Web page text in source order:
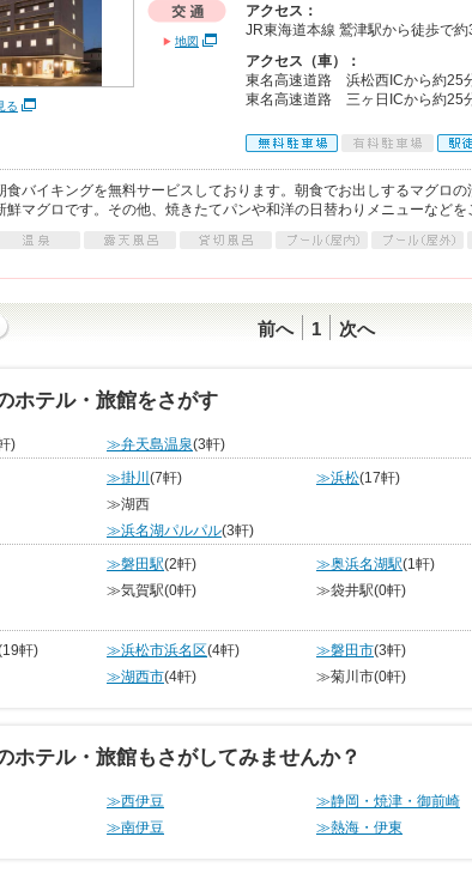
る
地図
アクセス：
JR東海道本線 鷲津駅から徒歩で約
アクセス（車）：
東名高速道路 浜松西ICから約25分
東名高速道路 三ヶ日ICから約25分
食バイキングを無料サービスしております。朝食でお出しするマグロ
鮮マグロです。その他、焼きたてパンや和洋の日替わりメニューなどを
前へ 1 次へ
ホテル・旅館をさがす
) ≫弁天島温泉(3軒)
≫掛川 (7軒) ≫浜松(17軒)
≫湖西
≫浜名湖パルパル(3軒)
≫磐田駅(2軒) ≫奥浜名湖駅(1軒)
≫気賀駅(0軒) ≫袋井駅(0軒)
軒) ≫浜松市浜名区(4軒) ≫磐田市(3軒)
≫湖西市(4軒) ≫菊川市(0軒)
ホテル・旅館もさがしてみませんか？
≫西伊豆 ≫静岡・焼津・御前崎
≫南伊豆 ≫熱海・伊東